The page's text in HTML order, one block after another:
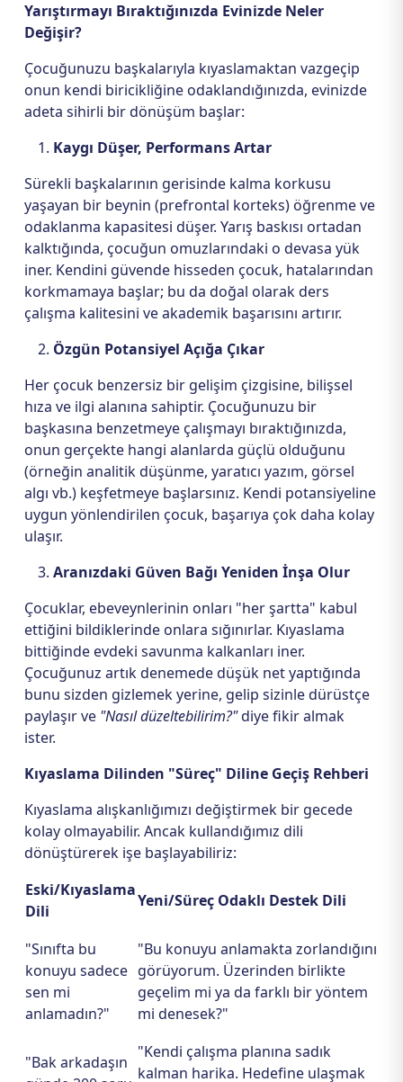
Yarıştırmayı Bıraktığınızda Evinizde Neler
Değişir?
Çocuğunuzu başkalarıyla kıyaslamaktan vazgeçip
onun kendi biricikliğine odaklandığınızda, evinizde
adeta sihirli bir dönüşüm başlar:
Kaygı Düşer, Performans Artar
Sürekli başkalarının gerisinde kalma korkusu
yaşayan bir beynin (prefrontal korteks) öğrenme ve
odaklanma kapasitesi düşer. Yarış baskısı ortadan
kalktığında, çocuğun omuzlarındaki o devasa yük
iner. Kendini güvende hisseden çocuk, hatalarından
korkmamaya başlar; bu da doğal olarak ders
çalışma kalitesini ve akademik başarısını artırır.
Özgün Potansiyel Açığa Çıkar
Her çocuk benzersiz bir gelişim çizgisine, bilişsel
hıza ve ilgi alanına sahiptir. Çocuğunuzu bir
başkasına benzetmeye çalışmayı bıraktığınızda,
onun gerçekte hangi alanlarda güçlü olduğunu
(örneğin analitik düşünme, yaratıcı yazım, görsel
algı vb.) keşfetmeye başlarsınız. Kendi potansiyeline
uygun yönlendirilen çocuk, başarıya çok daha kolay
ulaşır.
Aranızdaki Güven Bağı Yeniden İnşa Olur
Çocuklar, ebeveynlerinin onları "her şartta" kabul
ettiğini bildiklerinde onlara sığınırlar. Kıyaslama
bittiğinde evdeki savunma kalkanları iner.
Çocuğunuz artık denemede düşük net yaptığında
bunu sizden gizlemek yerine, gelip sizinle dürüstçe
paylaşır ve "Nasıl düzeltebilirim?"diye fikir almak
ister.
Kıyaslama Dilinden "Süreç" Diline Geçiş Rehberi
Kıyaslama alışkanlığımızı değiştirmek bir gecede
kolay olmayabilir. Ancak kullandığımız dili
dönüştürerek işe başlayabiliriz:
Eski/Kıyaslama
Dili
Yeni/Süreç Odaklı Destek Dili
"Sınıfta bu
konuyu sadece
sen mi
anlamadın?"
"Bu konuyu anlamakta zorlandığını
görüyorum. Üzerinden birlikte
geçelim mi ya da farklı bir yöntem
mi denesek?"
"Bak arkadaşın
"Kendi çalışma planına sadık
kalman harika. Hedefine ulaşmak